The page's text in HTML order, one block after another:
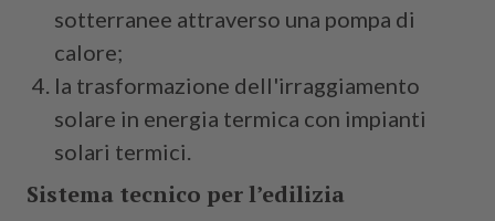
sotterranee attraverso una pompa di
calore;
la trasformazione dell'irraggiamento
solare in energia termica con impianti
solari termici.
Sistema tecnico per l’edilizia